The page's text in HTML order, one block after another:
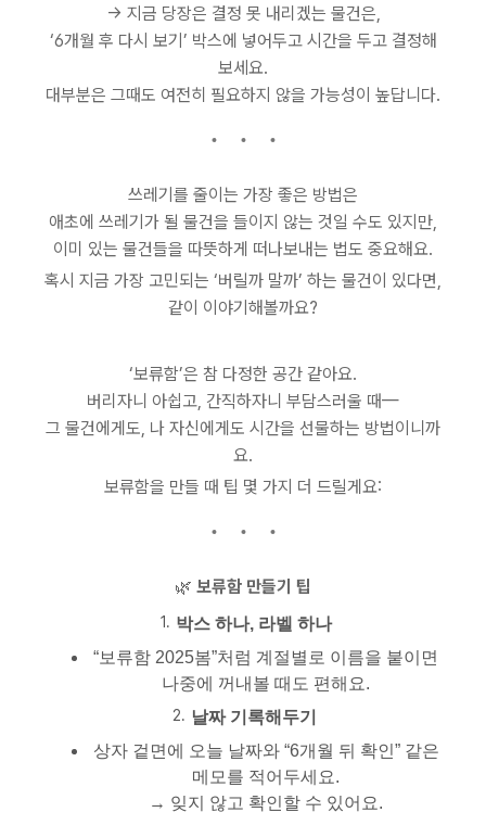
→ 지금 당장은 결정 못 내리겠는 물건은,
‘6개월 후 다시 보기’ 박스에 넣어두고 시간을 두고 결정해
보세요.
대부분은 그때도 여전히 필요하지 않을 가능성이 높답니다.
쓰레기를 줄이는 가장 좋은 방법은
애초에 쓰레기가 될 물건을 들이지 않는 것일 수도 있지만,
이미 있는 물건들을 따뜻하게 떠나보내는 법도 중요해요.
혹시 지금 가장 고민되는 ‘버릴까 말까’ 하는 물건이 있다면,
같이 이야기해볼까요?
‘보류함’은 참 다정한 공간 같아요.
버리자니 아쉽고, 간직하자니 부담스러울 때—
그 물건에게도, 나 자신에게도 시간을 선물하는 방법이니까
요.
보류함을 만들 때 팁 몇 가지 더 드릴게요:
🌿 보류함 만들기 팁
박스 하나, 라벨 하나
“보류함 2025봄”처럼 계절별로 이름을 붙이면
나중에 꺼내볼 때도 편해요.
날짜 기록해두기
상자 겉면에 오늘 날짜와 “6개월 뒤 확인” 같은
메모를 적어두세요.
→ 잊지 않고 확인할 수 있어요.